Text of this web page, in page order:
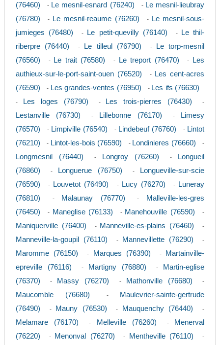
(76460)
- Le mesnil-esnard (76240) - Le mesnil-lieubray
(76780)
- Le mesnil-reaume (76260) - Le mesnil-sous-
jumieges (76480)
- Le petit-quevilly (76140) -
Le thil-
riberpre (76440)
- Le tilleul (76790) -
Le torp-mesnil
(76560)
- Le trait (76580) - Le treport (76470) -
Les
authieux-sur-le-port-saint-ouen (76520)
- Les cent-acres
(76590)
- Les grandes-ventes (76950) - Les ifs (76630)
- Les loges (76790) - Les trois-pierres (76430) -
Lestanville (76730) - Lillebonne (76170) -
Limesy
(76570)
- Limpiville (76540) - Lindebeuf (76760) - Lintot
(76210)
- Lintot-les-bois (76590) - Londinieres (76660) -
Longmesnil (76440) - Longroy (76260) -
Longueil
(76860)
- Longuerue (76750) -
Longueville-sur-scie
(76590)
- Louvetot (76490) - Lucy (76270) - Luneray
(76810)
- Malaunay (76770) -
Malleville-les-gres
(76450)
- Maneglise (76133) - Manehouville (76590) -
Maniquerville (76400) - Manneville-es-plains (76460) -
Manneville-la-goupil (76110) - Mannevillette (76290) -
Maromme (76150) - Marques (76390) -
Martainville-
epreville (76116)
- Martigny (76880) -
Martin-eglise
(76370)
- Massy (76270) - Mathonville (76680) -
Maucomble (76680) -
Maulevrier-sainte-gertrude
(76490)
- Mauny (76530) - Mauquenchy (76440) -
Melamare (76170) - Melleville (76260) -
Menerval
(76220)
- Menonval (76270) - Mentheville (76110) -